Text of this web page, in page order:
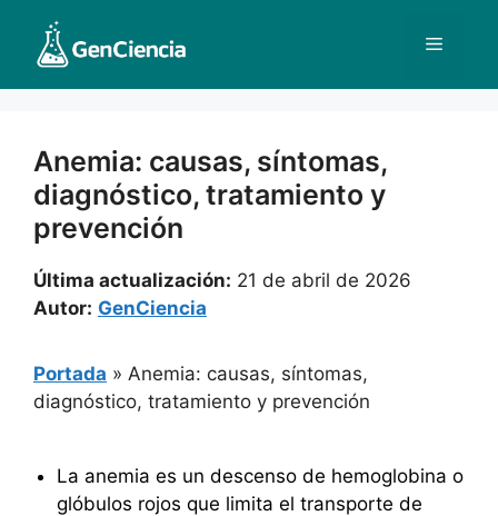
contenido
Menú
Anemia: causas, síntomas,
diagnóstico, tratamiento y
prevención
Última actualización: 21 de abril de 2026
Autor: GenCiencia
Portada » Anemia: causas, síntomas,
diagnóstico, tratamiento y prevención
La anemia es un descenso de hemoglobina o
glóbulos rojos que limita el transporte de